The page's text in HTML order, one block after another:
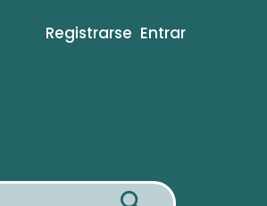
Registrarse Entrar